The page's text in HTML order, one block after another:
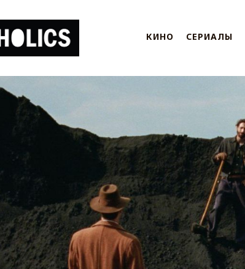
КИНО СЕРИАЛЫ